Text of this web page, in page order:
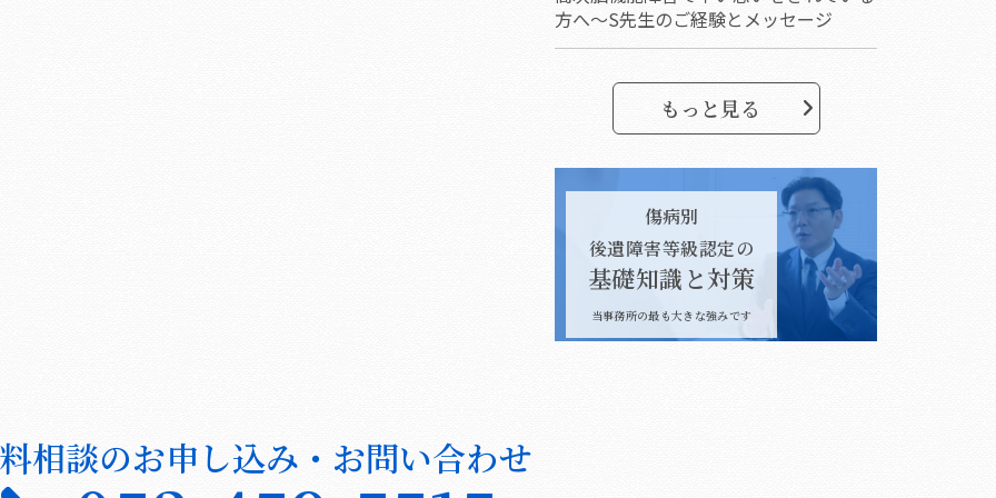
方へ～S先生のご経験とメッセージ
もっと見る
傷病別
後遺障害等級認定の
基礎知識と対策
当事務所の最も大きな強みです
相談のお申し込み・お問い合わせ